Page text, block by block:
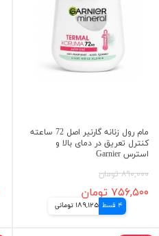
مام رول زنانه گارنیر اصل 72 ساعته
کنترل تعریق در دمای بالا و
استرس Garnier
۸۹۰,۰۰۰ تومان
۷۵۶,۵۰۰ تومان
4 قسط 189,125 تومانی